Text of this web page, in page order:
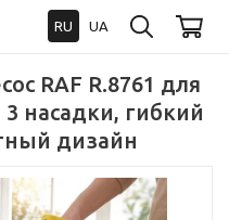
RU UA
RAF R.8761 для
3 насадки, гибкий
дизайн